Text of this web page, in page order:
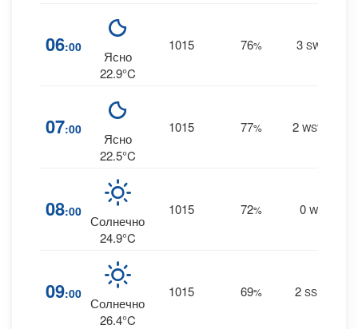
06:00
Ясно
22.9°C
1015 76% 3 SW
07:00
Ясно
22.5°C
1015 77% 2 WSW
08:00
Солнечно
24.9°C
1015 72% 0 W
09:00
Солнечно
26.4°C
1015 69% 2 SSE